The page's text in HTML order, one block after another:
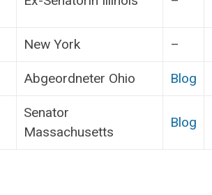
New York –
Abgeordneter Ohio Blog
Senator
Massachusetts
Blog